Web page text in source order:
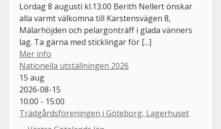
Lördag 8 augusti kl.13.00 Berith Nellert önskar
alla varmt välkomna till Karstensvägen 8,
Mälarhöjden och pelargonträff i glada vänners
lag. Ta gärna med sticklingar för [...]
Mer info
Nationella utställningen 2026
15 aug
2026-08-15
10:00 - 15:00
Trädgårdsföreningen i Göteborg, Lagerhuset